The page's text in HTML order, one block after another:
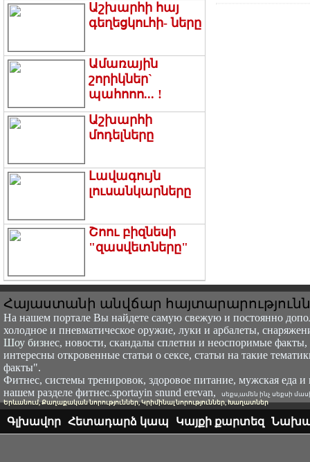
Աշխարհի հայ
գեղեցկուհի- ները
Ամառային
շորիկներ`
պահոոո... !
Աշխարհի
մոդելները
Լավագույն
լուսանկարները
Շոու բիզնեսի
"զասվետները"
Հայաստանի անվճար
На нашем портале Вы найдете самую свежую и постоянно
холодное и пневматическое оружие, луки и арбалеты,
Шоу бизнес, новости, скандалы сплетни и неоспоримые факты,
интересны откровенные статьи о сексе, статьи на такие
факты".
Фитнес, системы тренировок, здоровое питание, мужская еда
нашем разделе фитнес.sportayin snund erevan,
սեքս,ամեն ինչ սեքսի
Երևանում, Քաղաքական նորություններ, Կրիմինալ նորություններ, Խաղատներ
Գլխավոր Հետադարձ կապ Կայքի քարտեզ